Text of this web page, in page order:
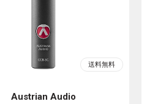
Austrian Audio